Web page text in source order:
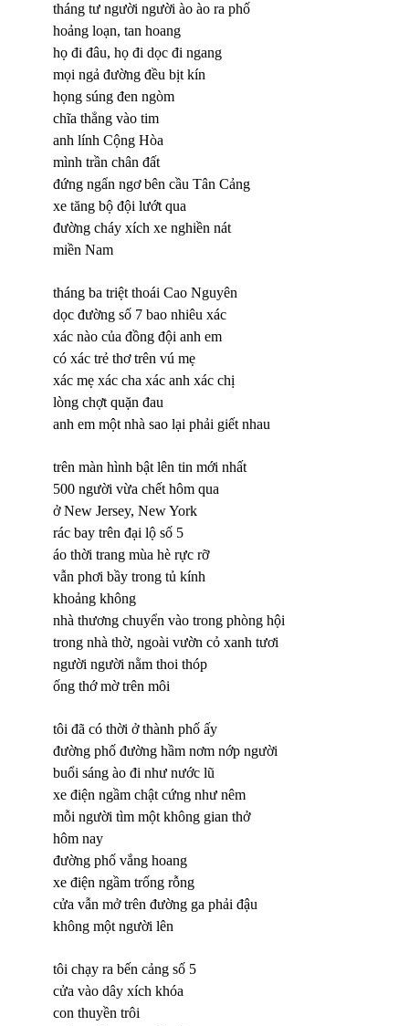
tháng tư người người ào ào ra phố
hoảng loạn, tan hoang
họ đi đâu, họ đi dọc đi ngang
mọi ngả đường đều bịt kín
họng súng đen ngòm
chĩa thẳng vào tim
anh lính Cộng Hòa
mình trần chân đất
đứng ngẩn ngơ bên cầu Tân Cảng
xe tăng bộ đội lướt qua
đường cháy xích xe nghiền nát
miền Nam
tháng ba triệt thoái Cao Nguyên
dọc đường số 7 bao nhiêu xác
xác nào của đồng đội anh em
có xác trẻ thơ trên vú mẹ
xác mẹ xác cha xác anh xác chị
lòng chợt quặn đau
anh em một nhà sao lại phải giết nhau
trên màn hình bật lên tin mới nhất
500 người vừa chết hôm qua
ở New Jersey, New York
rác bay trên đại lộ số 5
áo thời trang mùa hè rực rỡ
vẫn phơi bầy trong tủ kính
khoảng không
nhà thương chuyển vào trong phòng hội
trong nhà thờ, ngoài vườn cỏ xanh tươi
người người nằm thoi thóp
ống thớ mờ trên môi
tôi đã có thời ở thành phố ấy
đường phố đường hầm nơm nớp người
buổi sáng ào đi như nước lũ
xe điện ngầm chật cứng như nêm
mỗi người tìm một không gian thở
hôm nay
đường phố vắng hoang
xe điện ngầm trống rỗng
cửa vẫn mở trên đường ga phải đậu
không một người lên
tôi chạy ra bến cảng số 5
cửa vào dây xích khóa
con thuyền trôi